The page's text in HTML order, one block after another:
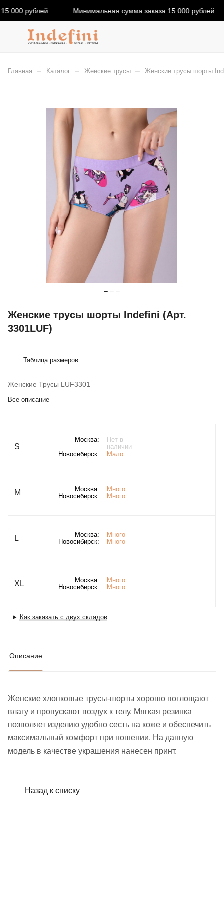
000 рублей Минимальная сумма заказа 15 000 рублей
Главная – Каталог – Женские трусы – Женские трусы шорты
Женские трусы шорты Indefini (Арт.
3301LUF)
Таблица размеров
Женские Трусы LUF3301
Все описание
S
Москва:
Нет в
наличии
Новосибирск:
Мало
M Москва:
Много
Новосибирск:
Много
L Москва:
Много
Новосибирск:
Много
XL Москва:
Много
Новосибирск:
Много
Как заказать с двух складов
Описание
Женские хлопковые трусы-шорты хорошо поглощают
влагу и пропускают воздух к телу. Мягкая резинка
позволяет изделию удобно сесть на коже и обеспечить
максимальный комфорт при ношении. На данную
модель в качестве украшения нанесен принт.
Назад к списку